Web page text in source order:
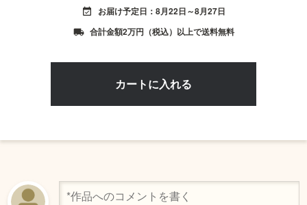
event_available お届け予定日：8月22日～8月27日
local_shipping 合計金額2万円（税込）以上で送料無料